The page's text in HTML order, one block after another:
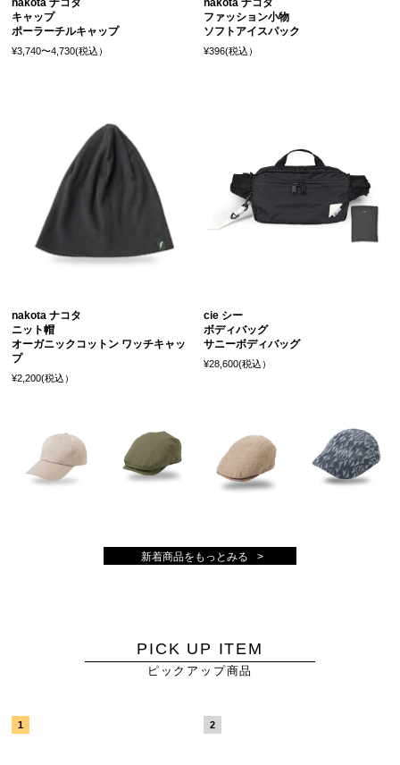
キャップ
ポーラーチルキャップ
¥3,740〜4,730(税込）
ファッション小物
ソフトアイスパック
¥396(税込）
nakota ナコタ
ニット帽
オーガニックコットン ワッチキャッ
プ
¥2,200(税込）
cie シー
ボディバッグ
サニーボディバッグ
¥28,600(税込）
新着商品をもっとみる
PICK UP ITEM
ピックアップ商品